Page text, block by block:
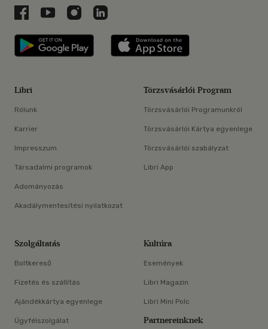
Libri a Facebookon
Libri a Youtube-on
Libri az Instagramon
Libri a LinkedInen
Libri applikáció Szerezd meg: Google
Libri
Rólunk
Karrier
Impresszum
Társadalmi programok
Adományozás
Akadálymentesítési nyilatkozat
Törzsvásárlói Program
Törzsvásárlói Programunkról
Törzsvásárlói Kártya egyenlege
Törzsvásárlói szabályzat
Libri App
Szolgáltatás
Boltkereső
Fizetés és szállítás
Ajándékkártya egyenlege
Ügyfélszolgálat
Kultúra
Események
Libri Magazin
Libri Mini Polc
Partnereinknek